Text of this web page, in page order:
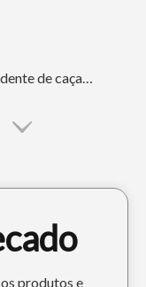
Pino de dente de caçamba Komatsu Black Machinery peças sobressalentes
produtos e